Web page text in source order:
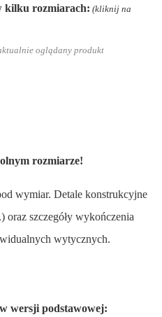
kilku rozmiarach: (kliknij na
oglądany produkt
rozmiarze!
wymiar. Detale konstrukcyjne
szczegóły wykończenia
wytycznych.
wersji podstawowej: